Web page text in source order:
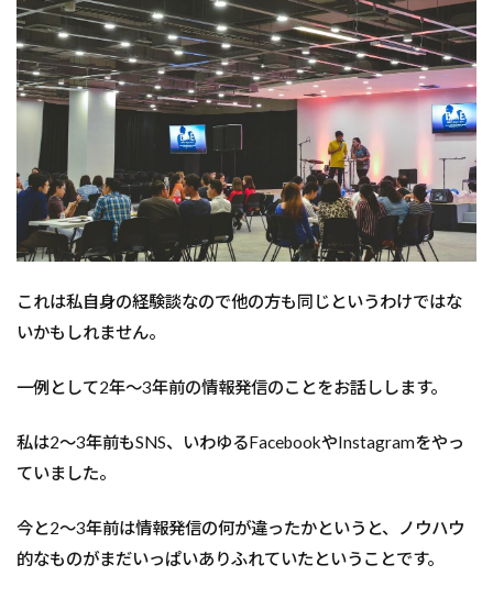
を
ア
ウ
ト
プ
ッ
ト
で
き
な
か
た
去
の
私
2
の
ア
プ
ッ
これは私自身の経験談なので他の方も同じというわけではな
いかもしれません。
一例として2年～3年前の情報発信のことをお話しします。
私は2～3年前もSNS、いわゆるFacebookやInstagramをやっ
ていました。
今と2～3年前は情報発信の何が違ったかというと、ノウハウ
的なものがまだいっぱいありふれていたということです。